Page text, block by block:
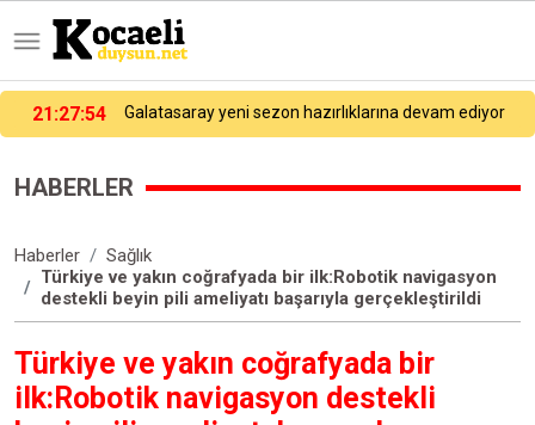
21:27:54 Galatasaray yeni sezon hazırlıklarına devam ediyor
HABERLER
Haberler
Sağlık
Türkiye ve yakın coğrafyada bir ilk:Robotik navigasyon
destekli beyin pili ameliyatı başarıyla gerçekleştirildi
Türkiye ve yakın coğrafyada bir
ilk:Robotik navigasyon destekli